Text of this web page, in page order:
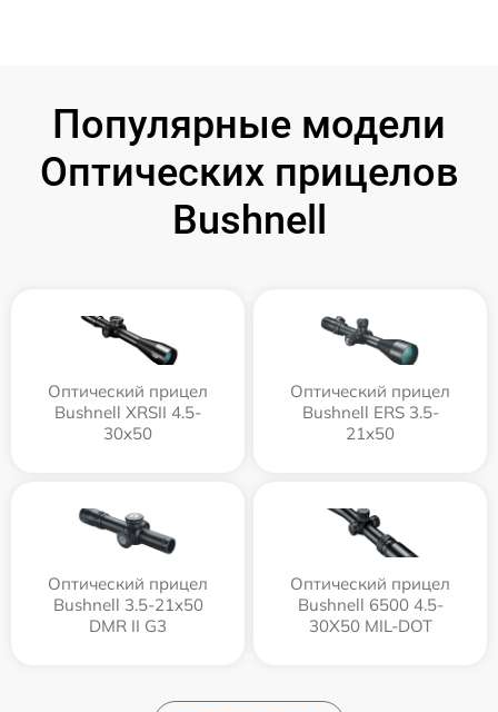
Популярные модели
Оптических прицелов
Bushnell
Оптический прицел
Bushnell XRSII 4.5-
30x50
Оптический прицел
Bushnell ERS 3.5-
21x50
Оптический прицел
Bushnell 3.5-21x50
DMR II G3
Оптический прицел
Bushnell 6500 4.5-
30X50 MIL-DOT